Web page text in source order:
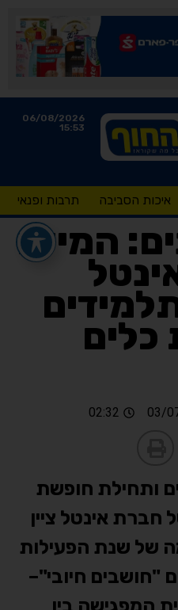
06/08/2026
15:53
איכות הסביבה תרבות ופנאי
המיזם
כלים
03/
02:32
ותחילת חופשת
אינטל ציין
של שנת הפעילות
של מיזם "חושבים חיובי"–